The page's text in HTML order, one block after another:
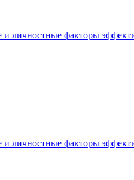
личностные факторы
личностные факторы